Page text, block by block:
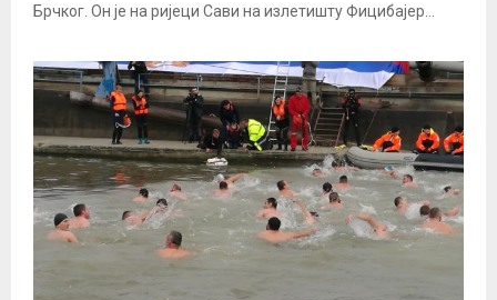
Брчког. Он је на ријеци Сави на излетишту Фицибајер...